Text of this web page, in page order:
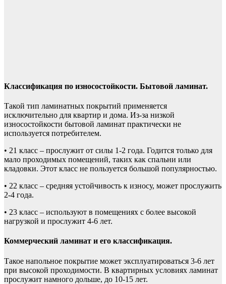
Классификация по износостойкости. Бытовой ламинат.
Такой тип ламинатных покрытий применяется
исключительно для квартир и дома. Из-за низкой
износостойкости бытовой ламинат практически не
используется потребителем.
• 21 класс – прослужит от силы 1-2 года. Годится только для
мало проходимых помещений, таких как спальни или
кладовки. Этот класс не пользуется большой популярностью.
• 22 класс – средняя устойчивость к износу, может прослужить
2-4 года.
• 23 класс – используют в помещениях с более высокой
нагрузкой и прослужит 4-6 лет.
Коммерческий ламинат и его классификация.
Такое напольное покрытие может эксплуатироваться 3-6 лет
при высокой проходимости. В квартирных условиях ламинат
прослужит намного дольше, до 10-15 лет.